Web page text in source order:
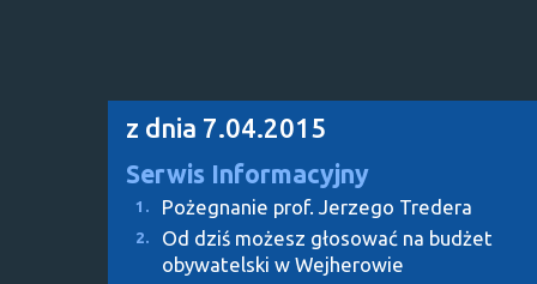
z dnia 7.04.2015
Serwis Informacyjny
1. Pożegnanie prof. Jerzego Tredera
2.
Od dziś możesz głosować na budżet
obywatelski w Wejherowie